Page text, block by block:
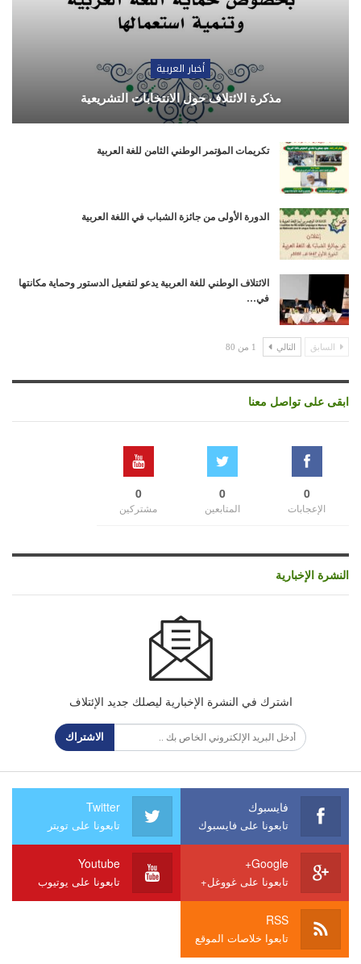
أخبار العربية
مذكرة الائتلاف حول الانتخابات التشريعية
تكريمات المؤتمر الوطني الثامن للغة العربية
الدورة الأولى من جائزة الشباب في اللغة العربية
الائتلاف الوطني للغة العربية يدعو لتفعيل الدستور وحماية مكانتها
في…
السابق التالي 1 من 80
ابقى على تواصل معنا
0
الإعجابات
0
المتابعين
0
مشتركين
النشرة الإخبارية
اشترك في النشرة الإخبارية ليصلك جديد الإئتلاف
الاشتراك
فايسبوك
تابعونا على فايسبوك
Twitter
تابعونا على تويتر
Google+
تابعونا على غووغل+
Youtube
تابعونا على يوتيوب
RSS
تابعوا خلاصات الموقع